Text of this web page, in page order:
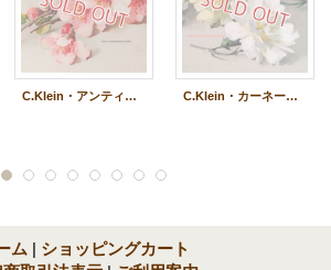
C.Klein・アンティークポストカード アプリコット・フラワー（杏の花） C.Klein・カーネーション
ム | ショッピングカート